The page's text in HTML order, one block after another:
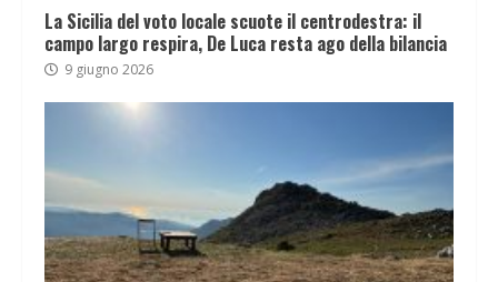
La Sicilia del voto locale scuote il centrodestra: il
campo largo respira, De Luca resta ago della bilancia
9 giugno 2026